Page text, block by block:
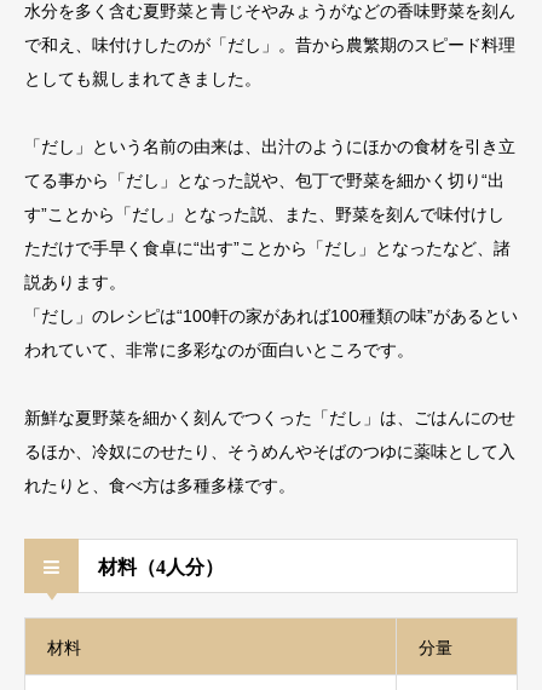
水分を多く含む夏野菜と青じそやみょうがなどの香味野菜を刻ん
で和え、味付けしたのが「だし」。昔から農繁期のスピード料理
としても親しまれてきました。
「だし」という名前の由来は、出汁のようにほかの食材を引き立
てる事から「だし」となった説や、包丁で野菜を細かく切り“出
す”ことから「だし」となった説、また、野菜を刻んで味付けし
ただけで手早く食卓に“出す”ことから「だし」となったなど、諸
説あります。
「だし」のレシピは“100軒の家があれば100種類の味”があるとい
われていて、非常に多彩なのが面白いところです。
新鮮な夏野菜を細かく刻んでつくった「だし」は、ごはんにのせ
るほか、冷奴にのせたり、そうめんやそばのつゆに薬味として入
れたりと、食べ方は多種多様です。
材料（4人分）
材料 分量